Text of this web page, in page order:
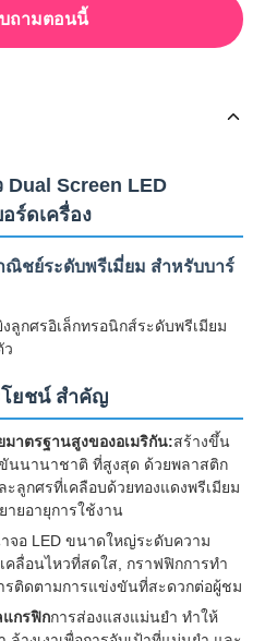
ถามตอนนี้
Dual Screen LED
ร์ดเครื่อง
ณิชย์ระดับพรีเมี่ยม สําหรับบาร์
ลูกศรอิเล็กทรอนิกส์ระดับพรีเมียม
ว
ยชน์ สําคัญ
าตรฐานสูงของอเมริกัน:สร้างขึ้น
นนานาชาติ ที่สูงสุด ด้วยพลาสติก
ะลูกศรที่เคลือบด้วยทองแดงพรีเมียม
ยอายุการใช้งาน
จอ LED ขนาดใหญ่ระดับความ
คลื่อนไหวที่สดใส, กราฟฟิกการทํา
ติดตามการแข่งขันที่สะดวกต่อผู้ชม
กรฟิกการส่องแสงแม่นยํา ทําให้